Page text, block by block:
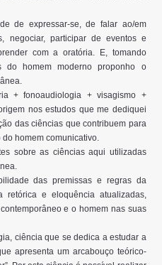
de expressar-se, de falar ao/em
negociar, participar de eventos e
com a oratória. E, tomando
do homem moderno proponho o
+ fonoaudiologia + visagismo +
nos estudos que me dediquei
das ciências que contribuem para
homem comunicativo.
sobre as ciências aqui utilizadas
das premissas e regras da
retórica e eloquência atualizadas,
e o homem nas suas
ciência que se dedica a estudar a
apresenta um arcabouço teórico-